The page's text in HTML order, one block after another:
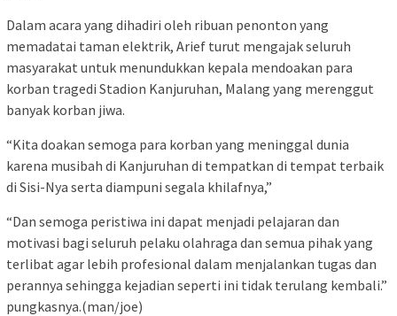
Dalam acara yang dihadiri oleh ribuan penonton yang
memadatai taman elektrik, Arief turut mengajak seluruh
masyarakat untuk menundukkan kepala mendoakan para
korban tragedi Stadion Kanjuruhan, Malang yang merenggut
banyak korban jiwa.
“Kita doakan semoga para korban yang meninggal dunia
karena musibah di Kanjuruhan di tempatkan di tempat terbaik
di Sisi-Nya serta diampuni segala khilafnya,”
“Dan semoga peristiwa ini dapat menjadi pelajaran dan
motivasi bagi seluruh pelaku olahraga dan semua pihak yang
terlibat agar lebih profesional dalam menjalankan tugas dan
perannya sehingga kejadian seperti ini tidak terulang kembali.”
pungkasnya.(man/joe)